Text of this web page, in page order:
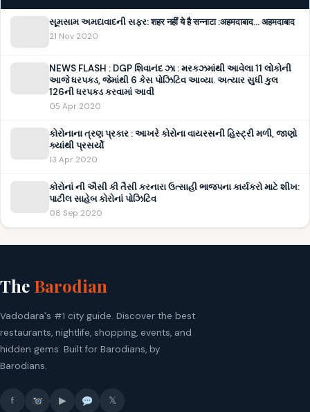
સૂમસામ અમદાવાદની સફર: शहर नहीं ये है सन्नाटा :अहमदाबाद… अहमदाबाद
21 Nov 2020
NEWS FLASH : DGP શિવાનંદ ઝા : મરકઝમાંથી આવેલા 11 લોકોની
આજે ધરપકડ, જેમાંથી 6 કેસ પોઝિટિવ આવ્યા. અત્યાર સુધી કુલ
126ની ધરપકડ કરવામાં આવી
05 Apr 2020
કોરોનાના ત્રણ પ્રકાર : આખરે કોરોના વાયરસની હિસ્ટ્રી મળી, જાણો
ક્યાંથી પ્રસર્યો
13 Apr 2020
કોરોનાં ની ઐસી કી તૈસી કરનારા ઉત્સાહી ભાજપના કાર્યકરો માટે શીખ:
પાટીલ સાહેબ કોરોનાં પોઝિટિવ
08 Sep 2020
The Barodian
Vadodara's #1 city guide. Discover the best
restaurants, nightlife, shopping, events, and
hidden gems. Built for Barodians, by
Barodians.
f ▶ 𝕏